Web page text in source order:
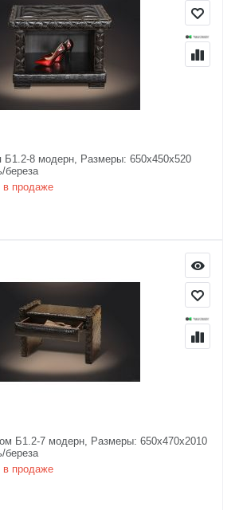
Б1.2-8 модерн, Размеры: 650х450х520
береза
в продаже
Б1.2-7 модерн, Размеры: 650х470х2010
береза
в продаже